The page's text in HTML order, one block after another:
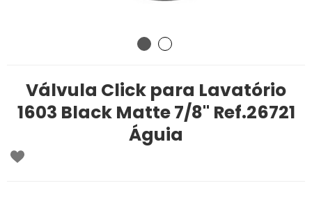
Válvula Click para Lavatório
1603 Black Matte 7/8'' Ref.26721
Águia